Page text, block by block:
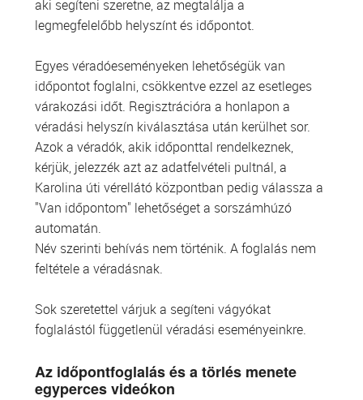
VÁRÓLISTÁK
aki segíteni szeretne, az megtalálja a
legmegfelelőbb helyszínt és időpontot.
Egyes véradóeseményeken lehetőségük van
időpontot foglalni, csökkentve ezzel az esetleges
várakozási időt. Regisztrációra a honlapon a
véradási helyszín kiválasztása után kerülhet sor.
Azok a véradók, akik időponttal rendelkeznek,
kérjük, jelezzék azt az adatfelvételi pultnál, a
Karolina úti vérellátó központban pedig válassza a
"Van időpontom" lehetőséget a sorszámhúzó
automatán.
Név szerinti behívás nem történik. A foglalás nem
feltétele a véradásnak.
Sok szeretettel várjuk a segíteni vágyókat
foglalástól függetlenül véradási eseményeinkre.
Az időpontfoglalás és a törlés menete
egyperces videókon